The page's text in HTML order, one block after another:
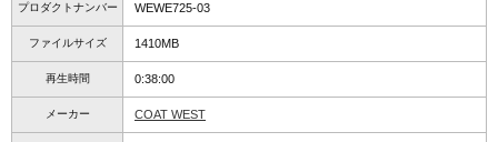
プロダクトナンバー WEWE725-03
ファイルサイズ 1410MB
再生時間 0:38:00
メーカー COAT WEST